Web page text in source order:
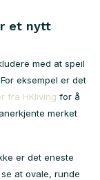
et nytt
med at speil
eksempel er det
fra HKliving for å
merket
er det eneste
at ovale, runde